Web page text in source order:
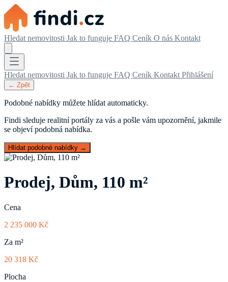
Hledat nemovitosti Jak to funguje FAQ Ceník O nás Kontakt
Hledat nemovitosti Jak to funguje FAQ Ceník Kontakt Přihlášení
← Zpět
Podobné nabídky můžete hlídat automaticky.
Findi sleduje realitní portály za vás a pošle vám upozornění, jakmile
se objeví podobná nabídka.
Hlídat podobné nabídky →
Prodej, Dům, 110 m²
Cena
2 235 000 Kč
Za m²
20 318 Kč
Plocha